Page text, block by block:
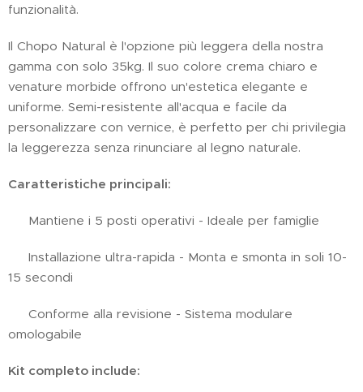
funzionalità.
Il Chopo Natural è l'opzione più leggera della nostra
gamma con solo 35kg. Il suo colore crema chiaro e
venature morbide offrono un'estetica elegante e
uniforme. Semi-resistente all'acqua e facile da
personalizzare con vernice, è perfetto per chi privilegia
la leggerezza senza rinunciare al legno naturale.
Caratteristiche principali:
✅ Mantiene i 5 posti operativi - Ideale per famiglie
✅ Installazione ultra-rapida - Monta e smonta in soli 10-
15 secondi
✅ Conforme alla revisione - Sistema modulare
omologabile
Kit completo include: